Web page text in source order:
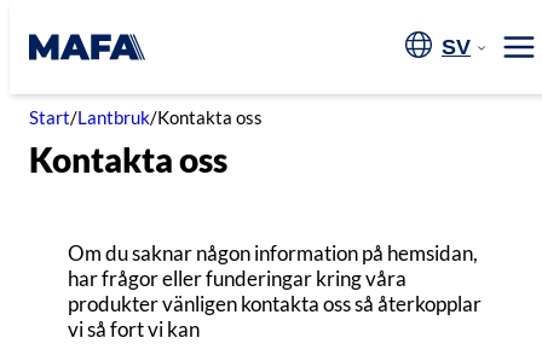
till
innehåll
SV
Start/Lantbruk/Kontakta oss
Kontakta oss
Om du saknar någon information på hemsidan,
har frågor eller funderingar kring våra
produkter vänligen kontakta oss så återkopplar
vi så fort vi kan